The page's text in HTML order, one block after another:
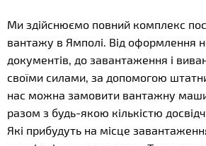
Ми здійснюємо повний комплекс
вантажу в Ямполі. Від оформлення
документів, до завантаження і
своїми силами, за допомогою
нас можна замовити вантажну
разом з будь-якою кількістю
Які прибудуть на місце